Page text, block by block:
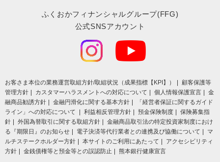
ふくおかフィナンシャルグループ(FFG)
公式SNSアカウント
お客さま本位の業務運営取組⽅針/取組状況（成果指標【KPI】）
顧客保護等
管理方針
カスタマーハラスメントへの対応について 個人情報保護宣言
金
融商品勧誘方針
金融円滑化に関する基本方針
「経営者保証に関するガイド
ライン」への対応について
利益相反管理方針 預金保険制度
保険募集指
針
外国為替取引に関する取組方針
金融商品取引法の特定投資家制度におけ
る『期限日』のお知らせ
電子決済等代行業者との連携及び協働について
マ
ルチステークホルダー方針
本サイトのご利用にあたって
アクセシビリティ
方針
金銭債権等と預金等との誤認防止 熊本銀行健康宣言